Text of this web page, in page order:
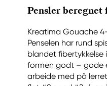
Pensler beregnet
Kreatima Gouache
Penselen har rund
blandet fibertykkelse
formen godt – gode
arbeide med på